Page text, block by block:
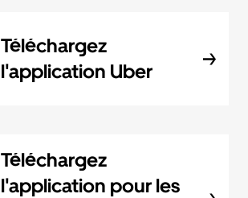
Téléchargez
l'application Uber
Téléchargez
l'application pour les